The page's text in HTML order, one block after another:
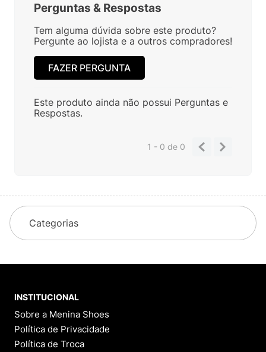
Perguntas & Respostas
Tem alguma dúvida sobre este produto?
Pergunte ao lojista e a outros compradores!
FAZER PERGUNTA
Este produto ainda não possui Perguntas e
Respostas.
1 - 0de 0
Categorias
INSTITUCIONAL
Sobre a Menina Shoes
Política de Privacidade
Política de Troca